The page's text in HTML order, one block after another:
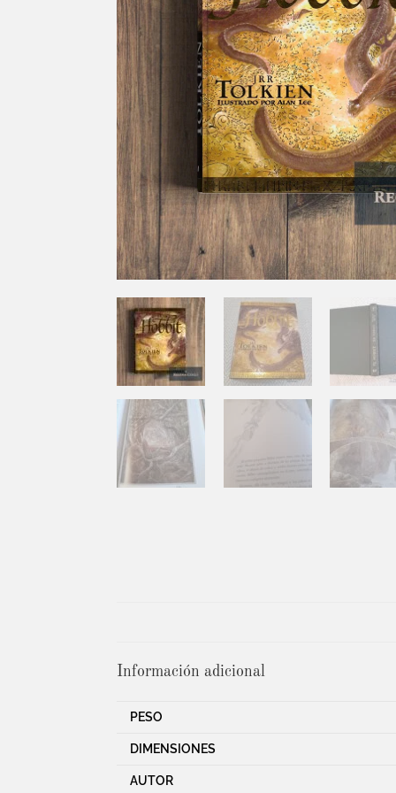
Información adicional
PESO
DIMENSIONES
AUTOR